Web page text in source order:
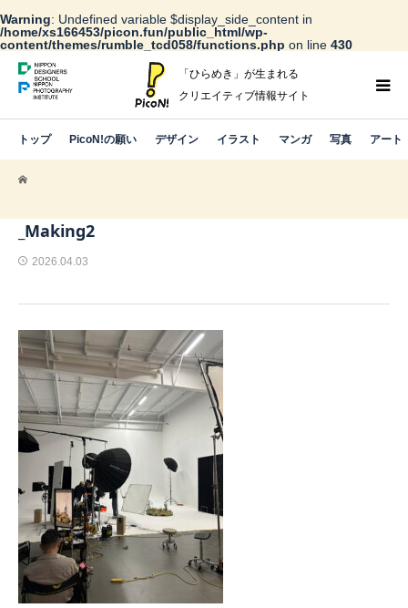
Warning: Undefined variable $display_side_content in
/home/xs166453/picon.fun/public_html/wp-
content/themes/rumble_tcd058/functions.php on line 430
「ひらめき」が生まれる
クリエイティブ情報サイト
トップ PicoN!の願い デザイン イラスト マンガ 写真 アート
_Making2
2026.04.03